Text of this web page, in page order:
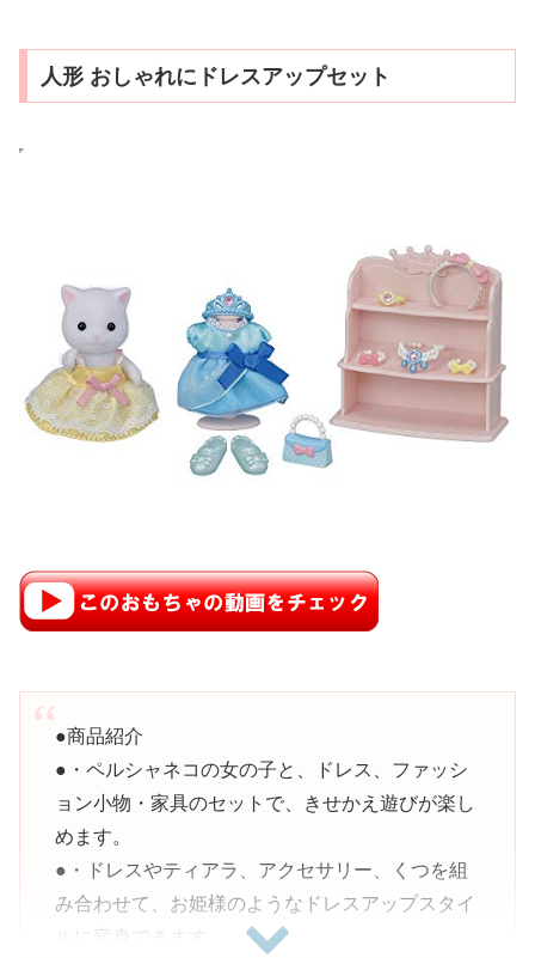
人形 おしゃれにドレスアップセット
●商品紹介
●・ペルシャネコの女の子と、ドレス、ファッシ
ョン小物・家具のセットで、きせかえ遊びが楽し
めます。
●・ドレスやティアラ、アクセサリー、くつを組
み合わせて、お姫様のようなドレスアップスタイ
ルに変身できます。